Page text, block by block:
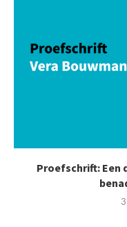
Proefschrift: Een